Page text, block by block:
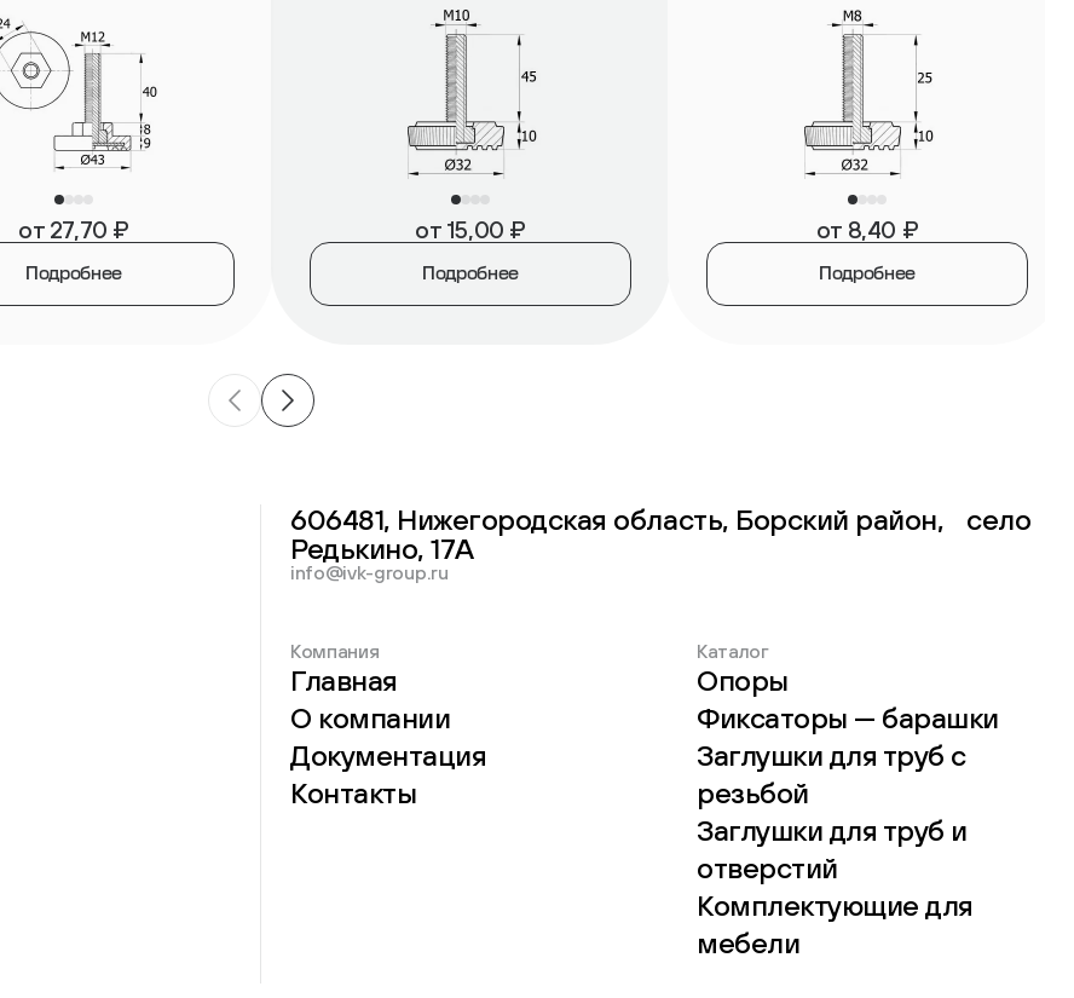
от 27,70 ₽
Подробнее
от 15,00 ₽
Подробнее
от 8,40 ₽
Подробнее
606481, Нижегородская область, Борский район, село
Редькино, 17А
info@ivk-group.ru
Компания
Главная
О компании
Документация
Контакты
Каталог
Опоры
Фиксаторы — барашки
Заглушки для труб с
резьбой
Заглушки для труб и
отверстий
Комплектующие для
мебели